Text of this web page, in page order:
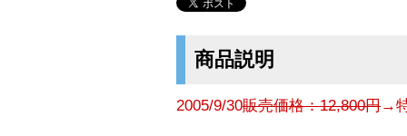
商品説明
2005/9/30販売価格：12,800円→